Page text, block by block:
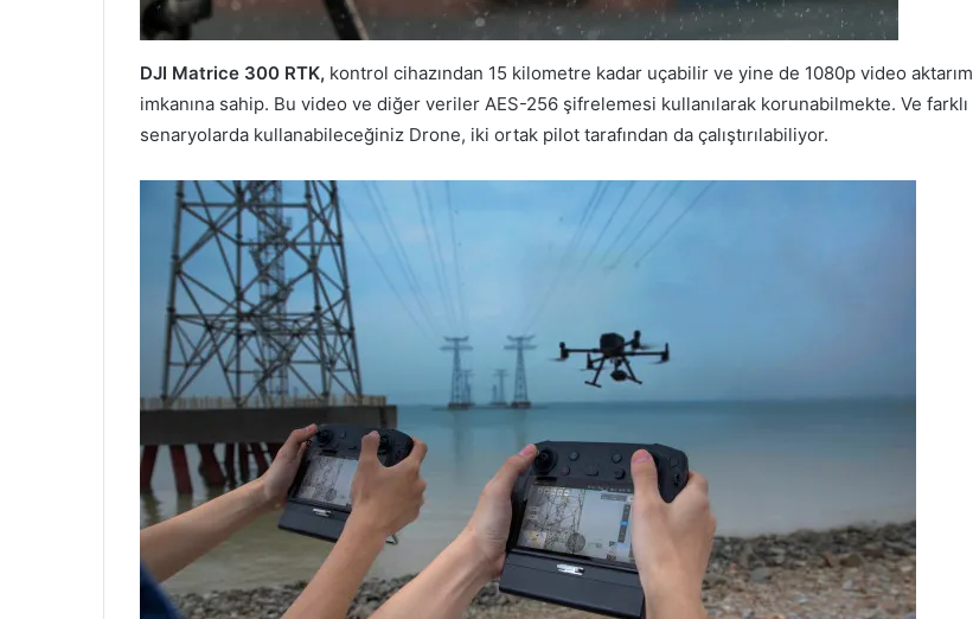
DJI Matrice 300 RTK, kontrol cihazından 15 kilometre kadar uçabilir ve yine de 1080p video aktarım
imkanına sahip. Bu video ve diğer veriler AES-256 şifrelemesi kullanılarak korunabilmekte. Ve farklı
senaryolarda kullanabileceğiniz Drone, iki ortak pilot tarafından da çalıştırılabiliyor.